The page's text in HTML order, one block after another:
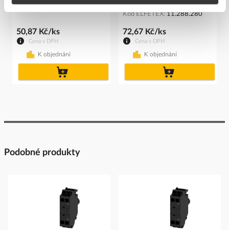
Kód ELFETEX 11.237.484
Cena s DPH
50,87 Kč/ks
K objednání
Kód ELFETEX 11.288.280
Cena s DPH
72,67 Kč/ks
K objednání
Podobné produkty